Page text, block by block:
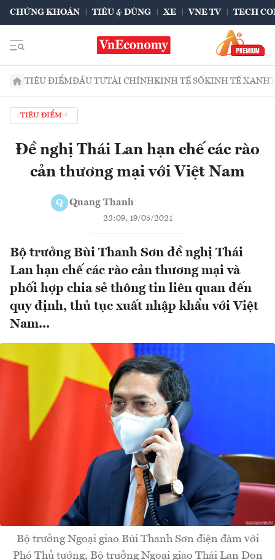
CHỨNG KHOÁN TIÊU & DÙNG XE VNE TV TECH
TIÊU ĐIỂMĐẦU TƯTÀI CHÍNHKINH TẾ SỐKINH TẾ XANH
TIÊU ĐIỂM
Đề nghị Thái Lan hạn chế các rào
cản thương mại với Việt Nam
Q Quang Thanh
23:09, 19/05/2021
Bộ trưởng Bùi Thanh Sơn đề nghị Thái
Lan hạn chế các rào cản thương mại và
phối hợp chia sẻ thông tin liên quan đến
quy định, thủ tục xuất nhập khẩu với Việt
Nam...
Bộ trưởng Ngoại giao Bùi Thanh Sơn điện đàm với
Phó Thủ tướng, Bộ trưởng Ngoại giao Thái Lan Don